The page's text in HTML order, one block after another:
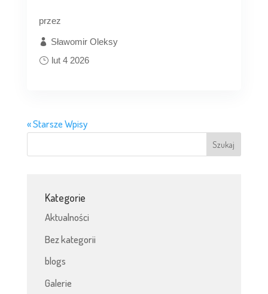
przez
Sławomir Oleksy
lut 4 2026
« Starsze Wpisy
Kategorie
Aktualności
Bez kategorii
blogs
Galerie